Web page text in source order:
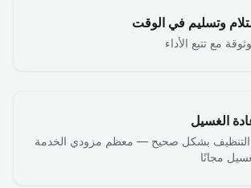
مع تتبع الأداء
الغسيل
التنظيف بشكل صحيح — معظم مزودي الخدمة
مجانًا